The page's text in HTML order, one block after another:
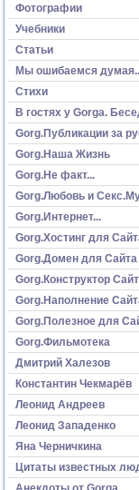
Фотографии
Учебники
Статьи
Мы ошибаемся
Стихи
В гостях у Gorga.
Gorg.Публикации за
Gorg.Наша Жизнь
Gorg.Не факт...
Gorg.Любовь и
Gorg.Интернет...
Gorg.Хостинг для
Gorg.Домен для Сайта
Gorg.Конструктор
Gorg.Наполнение
Gorg.Полезное для
Gorg.Фильмотека
Дмитрий Халезов
Константин Чекмарёв
Леонид Андреев
Леонид Западенко
Яна Черничкина
Цитаты известных